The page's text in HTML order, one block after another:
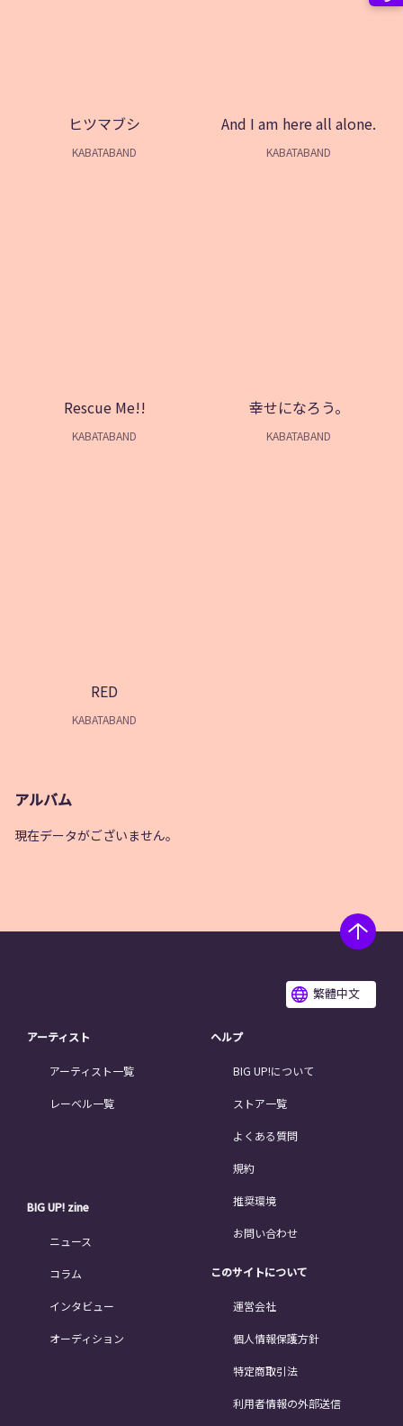
ヒツマブシ
KABATABAND
And I am here all alone.
KABATABAND
Rescue Me!!
KABATABAND
幸せになろう。
KABATABAND
RED
KABATABAND
アルバム
現在データがございません。
繁體中文
アーティスト
アーティスト一覧
レーベル一覧
BIG UP! zine
ニュース
コラム
インタビュー
オーディション
ヘルプ
BIG UP!について
ストア一覧
よくある質問
規約
推奨環境
お問い合わせ
このサイトについて
運営会社
個人情報保護方針
特定商取引法
利用者情報の外部送信